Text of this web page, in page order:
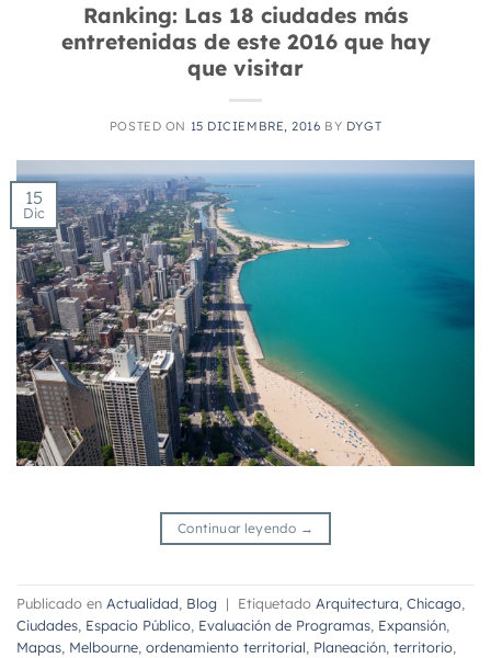
Ranking: Las 18 ciudades más
entretenidas de este 2016 que hay
que visitar
POSTED ON 15 DICIEMBRE, 2016 BY DYGT
15
Dic
Continuar leyendo →
Publicado en Actualidad Blog | Etiquetado Arquitectura Chicago
Ciudades Espacio Público Evaluación de Programas Expansión
Mapas Melbourne ordenamiento territorial Planeación territorio